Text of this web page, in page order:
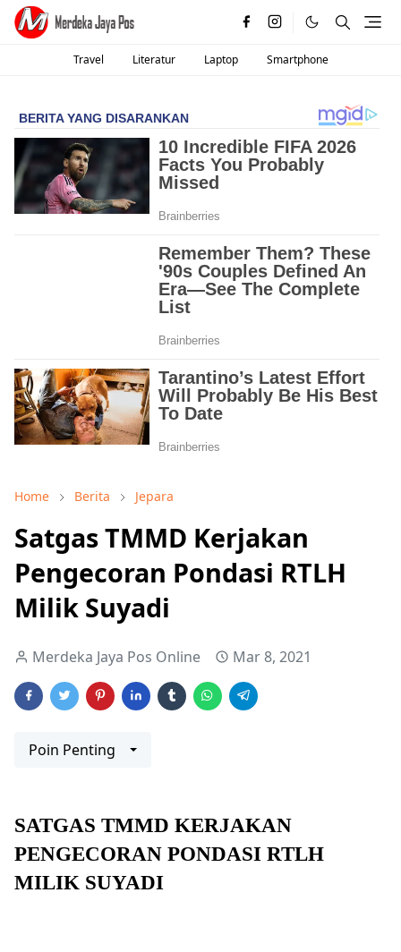
Travel Literatur Laptop Smartphone
Home Berita Jepara
Satgas TMMD Kerjakan
Pengecoran Pondasi RTLH
Milik Suyadi
Merdeka Jaya Pos Online Mar 8, 2021
Poin Penting
SATGAS TMMD KERJAKAN
PENGECORAN PONDASI RTLH
MILIK SUYADI